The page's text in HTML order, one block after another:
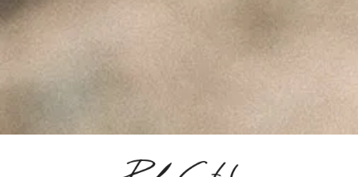
A Perfeita Imperfeição
dos Vinhos de Paulo
Coutinho – Fev2025
FONTE – Nov2024
Fevereiro 9, 2025